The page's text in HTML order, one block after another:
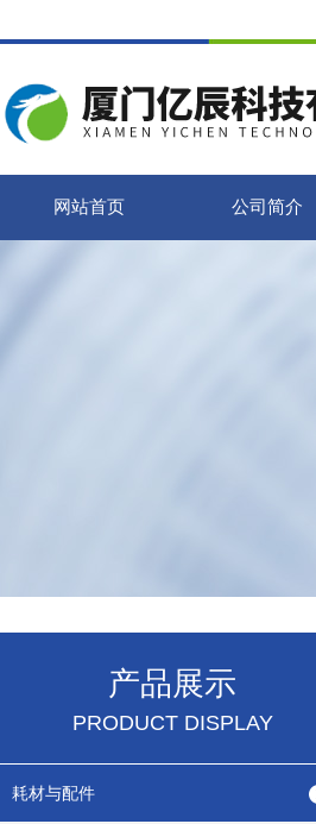
网站首页 公司简介
产品展示
PRODUCT DISPLAY
耗材与配件